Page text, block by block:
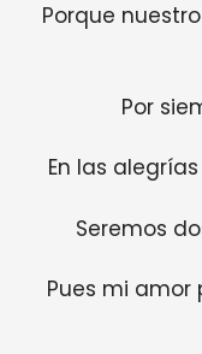
Porque
Por
En las
Seremos
Pues mi amor